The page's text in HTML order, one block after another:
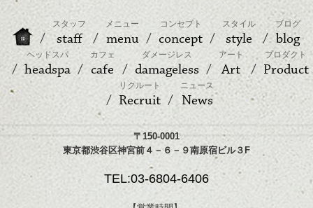
スタッフ
staff
メニュー
menu
コンセプト
concept
スタイル
style
ブログ
blog
ヘッドスパ
headspa
カフェ
cafe
ダメージレス
damageless
アート
Art
プロダクト
Product
リクルート
Recruit
ニュース
News
〒150-0001
東京都渋谷区神宮前４－６－９南原宿ビル３F
TEL:03-6804-6406